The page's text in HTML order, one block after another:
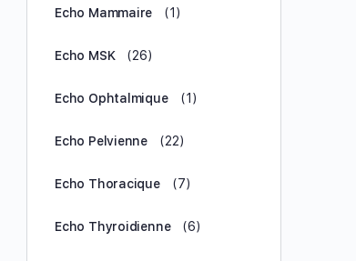
Echo Mammaire (1)
Echo MSK (26)
Echo Ophtalmique (1)
Echo Pelvienne (22)
Echo Thoracique (7)
Echo Thyroidienne (6)